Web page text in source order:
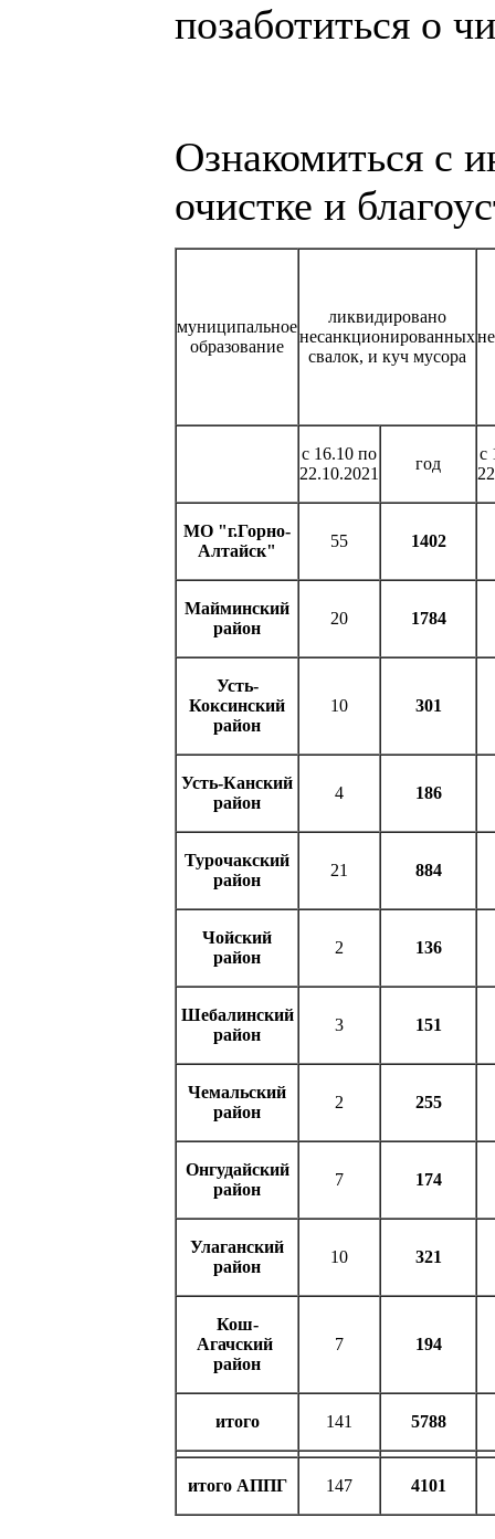
позаботиться о
Ознакомиться с
очистке и
муниципальное
образование
ликвидировано
несанкционированных
свалок, и куч мусора
с 16.10 по
22.10.2021
год
с
МО "г.Горно-
Алтайск"
55 1402
Майминский
район
20 1784
Усть-
Коксинский
район
10 301
Усть-Канский
район
4 186
Турочакский
район
21 884
Чойский
район
2 136
Шебалинский
район
3 151
Чемальский
район
2 255
Онгудайский
район
7 174
Улаганский
район
10 321
Кош-
Агачский
район
7 194
итого 141 5788
итого АППГ 147 4101